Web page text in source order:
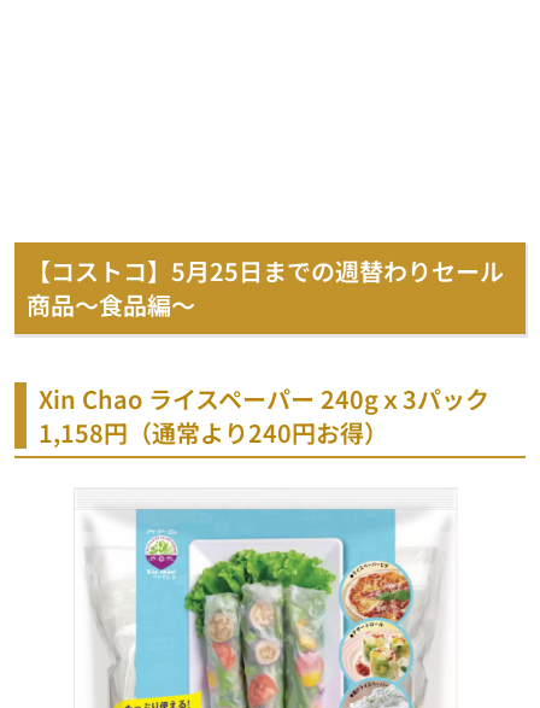
【コストコ】5月25日までの週替わりセール
商品～食品編～
Xin Chao ライスペーパー 240gｘ3パック
1,158円（通常より240円お得）